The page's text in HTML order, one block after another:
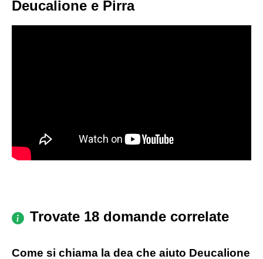
Deucalione e Pirra
Trovate 18 domande correlate
Come si chiama la dea che aiuto Deucalione